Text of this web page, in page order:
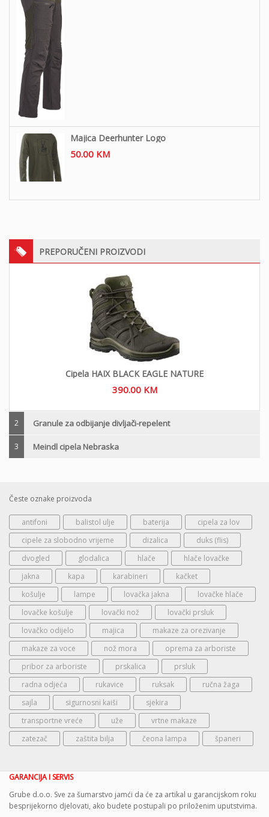
Majica Deerhunter Logo
50.00 KM
PREPORUČENI PROIZVODI
Cipela HAIX BLACK EAGLE NATURE
390.00 KM
2 Granule za odbijanje divljači-repelent
3 Meindl cipela Nebraska
Česte oznake proizvoda
antifoni balistol ulje baterija
cipela za lov
cipele za slobodno vrijeme
dizalica
duks (flis)
dvogled
glodalica hlače
hlače lovačke
jakna
kapa karabineri
kačket
košulje
lampe lovačka jakna
lovačke hlače
lovačke košulje
lovački nož
lovački prsluk
lovačko odijelo
majica
makaze za orezivanje
makaze za voce
nož mora
oprema za arboriste
pribor za arboriste
prskalica
prsluk
radna odjeća
rukavice ruksak
ručna žaga
sajla
sigurnosni kaiši
sjekira
transportne vreće
uže
vrtne makaze
zatezač
zaštita bilja čeona lampa španeri
GARANCIJA I SERVIS
Grube d.o.o. Sve za šumarstvo jamći da će za artikal u garancijskom roku
besprijekorno djelovati, ako budete postupali po priloženim uputstvima.